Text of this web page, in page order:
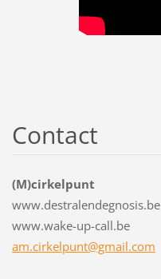
Contact
(M)cirkelpunt
www.destralendegnosis.be
www.wake-up-call.be
am.cirkelpunt@gmail.com